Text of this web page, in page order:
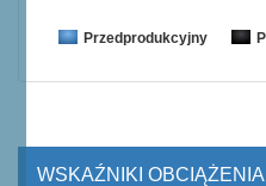
Przedprodukcyjny
WSKAŹNIKI